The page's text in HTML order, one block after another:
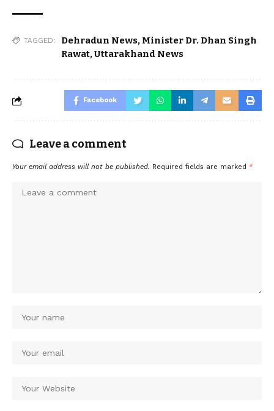
TAGGED: Dehradun News, Minister Dr. Dhan Singh
Rawat,Uttarakhand News
Facebook
Leave a comment
Your email address will not be published. Required fields are marked *